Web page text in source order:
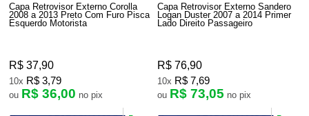
Capa Retrovisor Externo Corolla
2008 a 2013 Preto Com Furo Pisca
Esquerdo Motorista
R$ 37,90
10x R$ 3,79
ou R$ 36,00 no pix
Capa Retrovisor Externo Sandero
Logan Duster 2007 a 2014 Primer
Lado Direito Passageiro
R$ 76,90
10x R$ 7,69
ou R$ 73,05 no pix